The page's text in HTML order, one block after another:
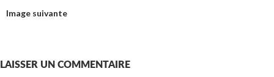
Image suivante
LAISSER UN COMMENTAIRE